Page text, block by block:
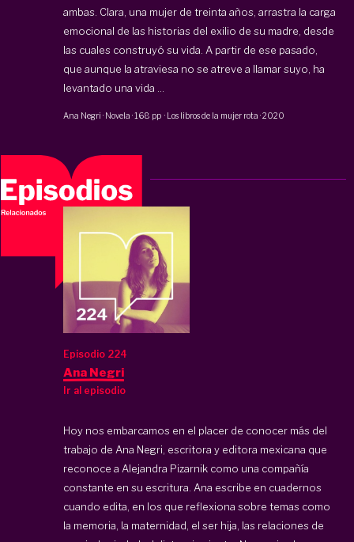
ambas. Clara, una mujer de treinta años, arrastra la carga
emocional de las historias del exilio de su madre, desde
las cuales construyó su vida. A partir de ese pasado,
que aunque la atraviesa no se atreve a llamar suyo, ha
levantado una vida ...
Ana Negri · Novela ·168 pp · Los libros de la mujer rota ·2020
Episodio 224
Ana Negri
Ir al episodio
Hoy nos embarcamos en el placer de conocer más del
trabajo de Ana Negri, escritora y editora mexicana que
reconoce a Alejandra Pizarnik como una compañía
constante en su escritura. Ana escribe en cuadernos
cuando edita, en los que reflexiona sobre temas como
la memoria, la maternidad, el ser hija, las relaciones de